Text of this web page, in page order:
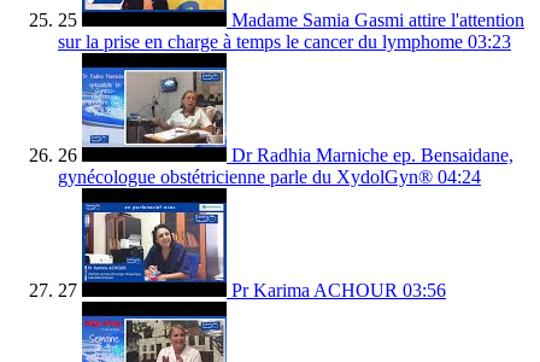
25
Madame Samia Gasmi attire l'attention
sur la prise en charge à temps le cancer du lymphome 03:23
26
Dr Radhia Marniche ep. Bensaidane,
gynécologue obstétricienne parle du XydolGyn® 04:24
27 Pr Karima ACHOUR 03:56